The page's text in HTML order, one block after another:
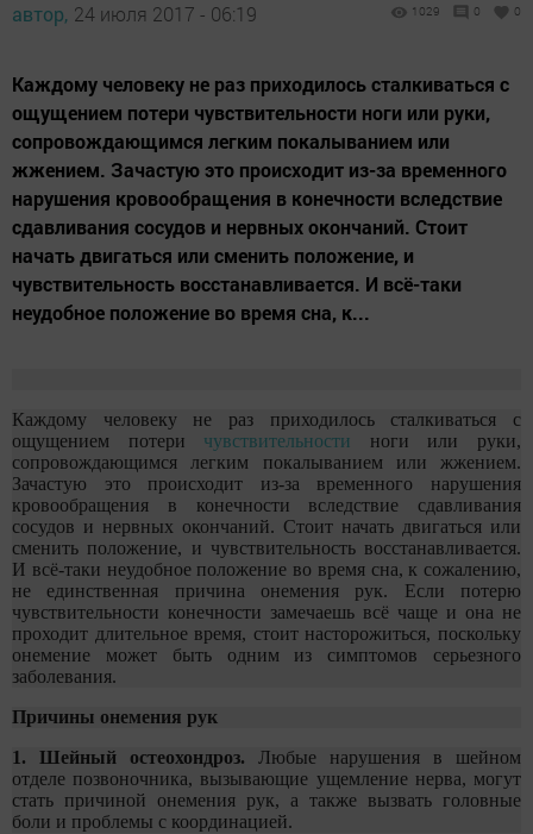
автор, 24 июля 2017 - 06:19 1029 0 0
Каждому человеку не раз приходилось сталкиваться с
ощущением потери чувствительности ноги или руки,
сопровождающимся легким покалыванием или
жжением. Зачастую это происходит из-за временного
нарушения кровообращения в конечности вследствие
сдавливания сосудов и нервных окончаний. Стоит
начать двигаться или сменить положение, и
чувствительность восстанавливается. И всё-таки
неудобное положение во время сна, к...
Каждому человеку не раз приходилось сталкиваться с
ощущением потери чувствительности ноги или руки,
сопровождающимся легким покалыванием или жжением.
Зачастую это происходит из-за временного нарушения
кровообращения в конечности вследствие сдавливания
сосудов и нервных окончаний. Стоит начать двигаться или
сменить положение, и чувствительность восстанавливается.
И всё-таки неудобное положение во время сна, к сожалению,
не единственная причина онемения рук. Если потерю
чувствительности конечности замечаешь всё чаще и она не
проходит длительное время, стоит насторожиться, поскольку
онемение может быть одним из симптомов серьезного
заболевания.
Причины онемения рук
1. Шейный остеохондроз. Любые нарушения в шейном
отделе позвоночника, вызывающие ущемление нерва, могут
стать причиной онемения рук, а также вызвать головные
боли и проблемы с координацией.